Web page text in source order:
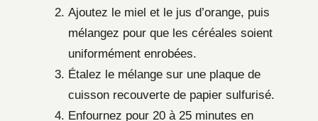
Ajoutez le miel et le jus d’orange, puis
mélangez pour que les céréales soient
uniformément enrobées.
Étalez le mélange sur une plaque de
cuisson recouverte de papier sulfurisé.
Enfournez pour 20 à 25 minutes en